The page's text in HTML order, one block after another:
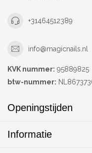
+31464512389
info@magicnails.nl
KVK nummer: 95889825
btw-nummer:
Openingstijden
Informatie